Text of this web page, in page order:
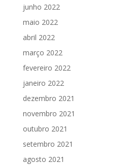
junho 2022
maio 2022
abril 2022
março 2022
fevereiro 2022
janeiro 2022
dezembro 2021
novembro 2021
outubro 2021
setembro 2021
agosto 2021